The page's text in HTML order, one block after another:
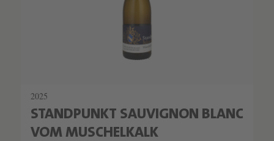
2025
STANDPUNKT SAUVIGNON BLANC
VOM MUSCHELKALK